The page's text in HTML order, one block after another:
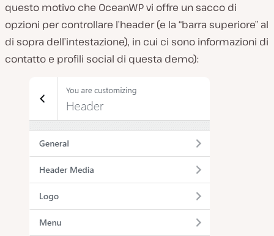
questo motivo che OceanWP vi offre un sacco di
opzioni per controllare l’header (e la “barra superiore” al
di sopra dell’intestazione), in cui ci sono informazioni di
contatto e profili social di questa demo):